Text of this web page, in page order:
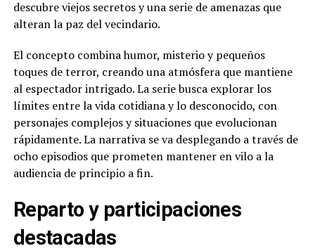
descubre viejos secretos y una serie de amenazas que
alteran la paz del vecindario.
El concepto combina humor, misterio y pequeños
toques de terror, creando una atmósfera que mantiene
al espectador intrigado. La serie busca explorar los
límites entre la vida cotidiana y lo desconocido, con
personajes complejos y situaciones que evolucionan
rápidamente. La narrativa se va desplegando a través de
ocho episodios que prometen mantener en vilo a la
audiencia de principio a fin.
Reparto y participaciones
destacadas